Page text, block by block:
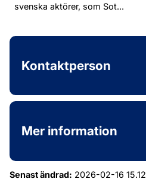
svenska aktörer, som Sot...
Kontaktperson
Mer information
Senast ändrad: 2026-02-16 15.12